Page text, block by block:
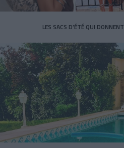
LES SACS D’ÉTÉ QUI